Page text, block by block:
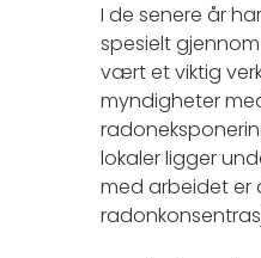
I de senere år
spesielt
vært et viktig
myndigheter
lokaler ligger
med arbeidet er